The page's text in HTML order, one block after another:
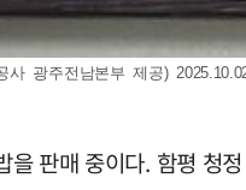
사 광주전남본부 제공)
판매 중이다. 함평 청